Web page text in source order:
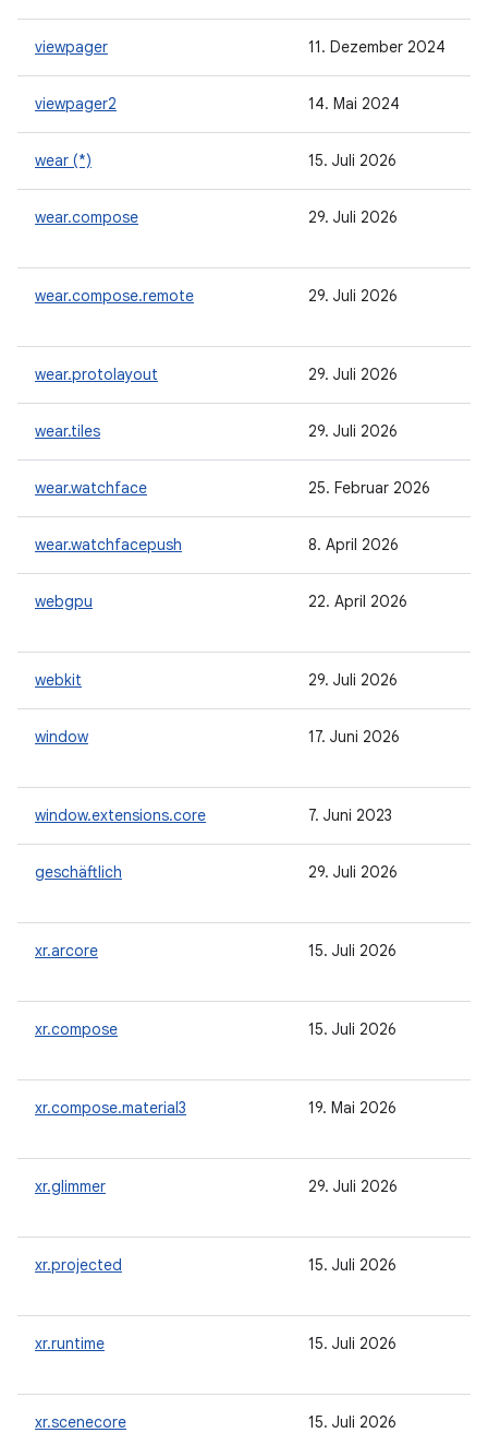
viewpager 11. Dezember 2024
viewpager2 14. Mai 2024
wear (*) 15. Juli 2026
wear.compose 29. Juli 2026
wear.compose.remote 29. Juli 2026
wear.protolayout 29. Juli 2026
wear.tiles 29. Juli 2026
wear.watchface 25. Februar 2026
wear.watchfacepush 8. April 2026
webgpu 22. April 2026
webkit 29. Juli 2026
window 17. Juni 2026
window.extensions.core 7. Juni 2023
geschäftlich 29. Juli 2026
xr.arcore 15. Juli 2026
xr.compose 15. Juli 2026
xr.compose.material3 19. Mai 2026
xr.glimmer 29. Juli 2026
xr.projected 15. Juli 2026
xr.runtime 15. Juli 2026
xr.scenecore 15. Juli 2026